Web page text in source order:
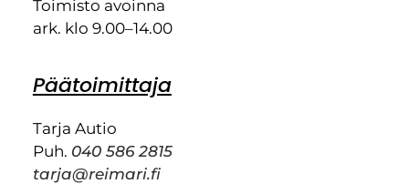
Toimisto avoinna
ark. klo 9.00–14.00
Päätoimittaja
Tarja Autio
Puh. 040 586 2815
tarja@reimari.fi